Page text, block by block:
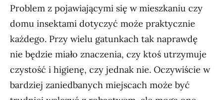
Problem z pojawiającymi się w mieszkaniu czy
domu insektami dotyczyć może praktycznie
każdego. Przy wielu gatunkach tak naprawdę
nie będzie miało znaczenia, czy ktoś utrzymuje
czystość i higienę, czy jednak nie. Oczywiście w
bardziej zaniedbanych miejscach może być